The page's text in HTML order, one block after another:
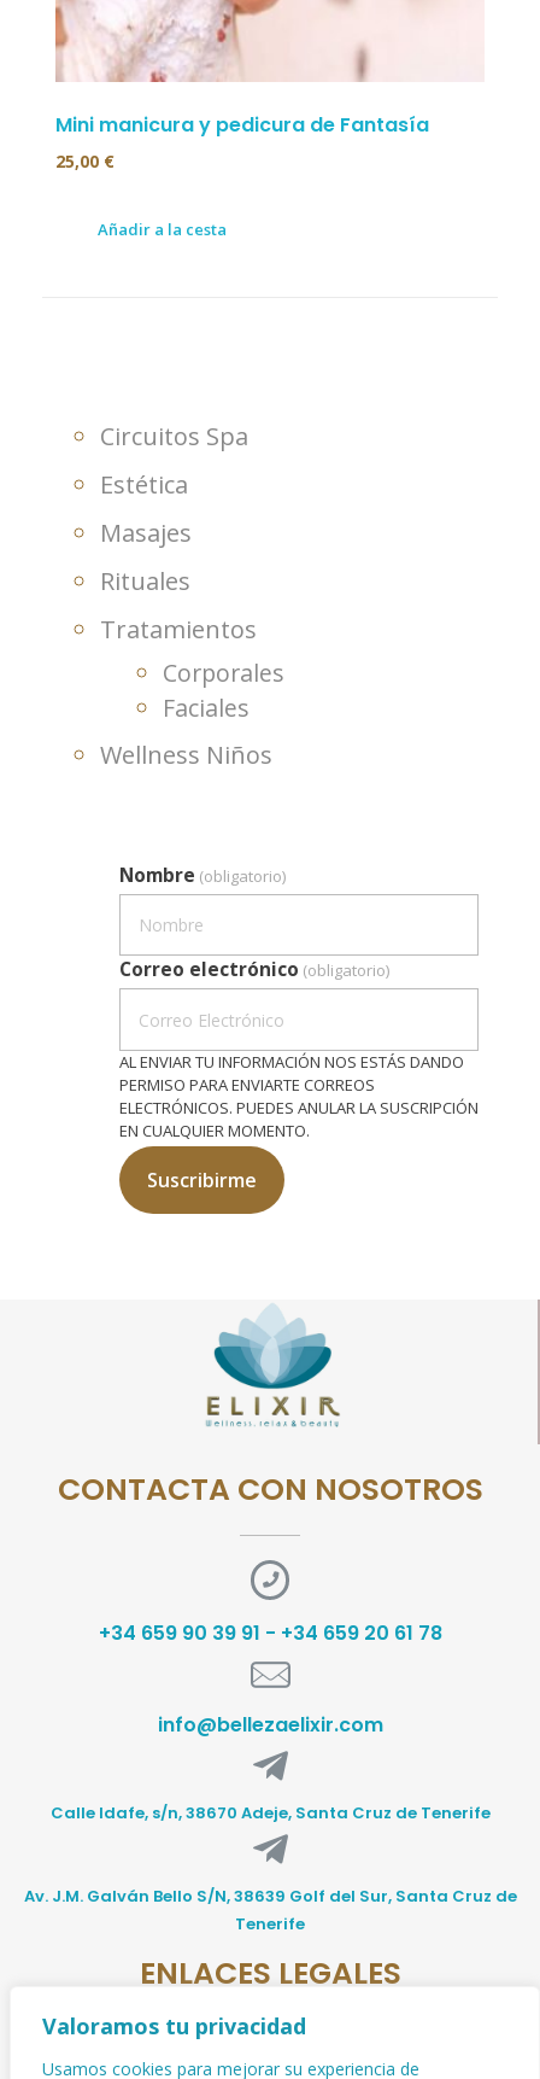
Valoramos tu privacidad
Usamos cookies para mejorar su experiencia de
Mini manicura y pedicura de Fantasía
25,00 €
Añadir a la cesta
Circuitos Spa
Estética
Masajes
Rituales
Tratamientos
Corporales
Faciales
Wellness Niños
Nombre (obligatorio)
Correo electrónico (obligatorio)
AL ENVIAR TU INFORMACIÓN NOS ESTÁS DANDO
PERMISO PARA ENVIARTE CORREOS
ELECTRÓNICOS. PUEDES ANULAR LA SUSCRIPCIÓN
EN CUALQUIER MOMENTO.
Suscribirme
CONTACTA CON NOSOTROS
+34 659 90 39 91 - +34 659 20 61 78
info@bellezaelixir.com
Calle Idafe, s/n, 38670 Adeje, Santa Cruz de Tenerife
Av. J.M. Galván Bello S/N, 38639 Golf del Sur, Santa Cruz de
Tenerife
ENLACES LEGALES